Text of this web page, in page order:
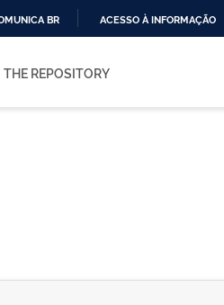
O
BR ACESSO À INFORMAÇÃO
THE REPOSITORY